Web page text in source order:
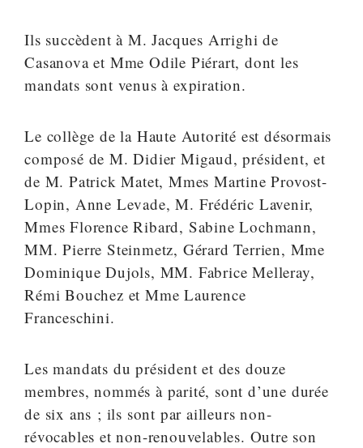
Ils succèdent à M. Jacques Arrighi de
Casanova et Mme Odile Piérart, dont les
mandats sont venus à expiration.
Le collège de la Haute Autorité est désormais
composé de M. Didier Migaud, président, et
de M. Patrick Matet, Mmes Martine Provost-
Lopin, Anne Levade, M. Frédéric Lavenir,
Mmes Florence Ribard, Sabine Lochmann,
MM. Pierre Steinmetz, Gérard Terrien, Mme
Dominique Dujols, MM. Fabrice Melleray,
Rémi Bouchez et Mme Laurence
Franceschini.
Les mandats du président et des douze
membres, nommés à parité, sont d’une durée
de six ans ; ils sont par ailleurs non-
révocables et non-renouvelables. Outre son